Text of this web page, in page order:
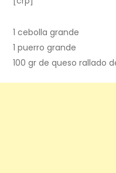
1 cebolla grande
1 puerro grande
100 gr de queso rallado